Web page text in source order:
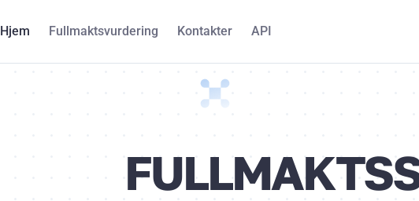
Hjem Fullmaktsvurdering Kontakter API